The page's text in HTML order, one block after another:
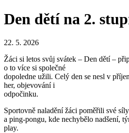
Den dětí na 2.
22. 5. 2026
Žáci si letos svůj svátek – Den dětí –
o to více si společné
dopoledne užili. Celý den se nesl v
her, objevování i
odpočinku.
Sportovně naladění žáci poměřili své
a ping-pongu, kde nechybělo nadšení,
play.